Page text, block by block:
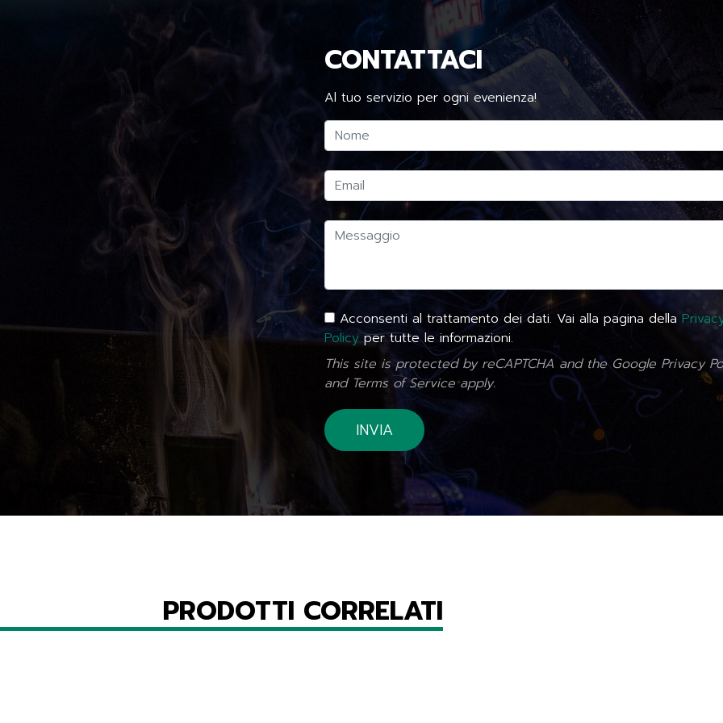
CONTATTACI
Al tuo servizio per ogni evenienza!
Acconsenti al trattamento dei dati. Vai alla pagina della
Policyper tutte le informazioni.
This site is protected by reCAPTCHA and the Google Privacy
and Terms of Serviceapply.
PRODOTTI CORRELATI